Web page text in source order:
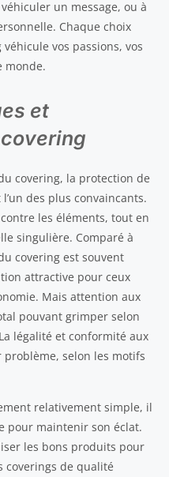
un message, ou à
Chaque choix
vos passions, vos
monde.
et
covering, la protection de
des plus convaincants.
les éléments, tout en
singulière. Comparé à
covering est souvent
attractive pour ceux
Mais attention aux
pouvant grimper selon
légalité et conformité aux
selon les motifs
relativement simple, il
pour maintenir son éclat.
les bons produits pour
coverings de qualité